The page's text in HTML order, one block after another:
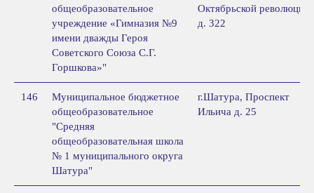
общеобразовательное
учреждение «Гимназия №9
имени дважды Героя
Советского Союза С.Г.
Горшкова»"
Октябрьской революции,
д. 322
146
Муниципальное бюджетное
общеобразовательное
"Средняя
общеобразовательная школа
№ 1 муниципального округа
Шатура"
г.Шатура, Проспект
Ильича д. 25